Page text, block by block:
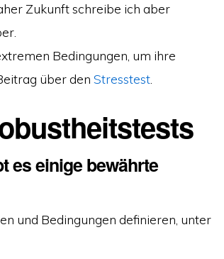
Zukunft schreibe ich aber
Bedingungen, um ihre
über denStresstest
es einige bewährte
und Bedingungen definieren, unter